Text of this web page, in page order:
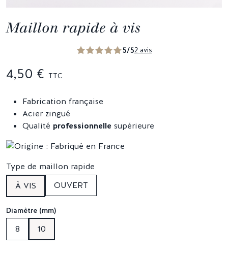
Maillon rapide à vis
5/52 avis
4,50 € TTC
Fabrication française
Acier zingué
Qualité professionnelle supérieure
Type de maillon rapide
À VIS
OUVERT
Diamètre (mm)
8 10